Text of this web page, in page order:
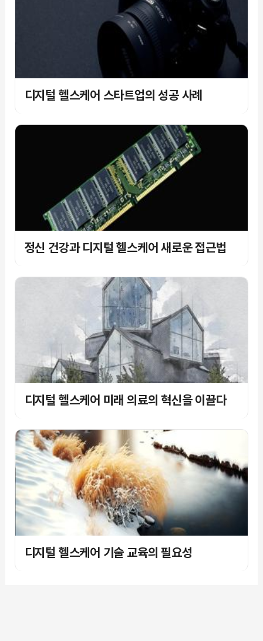
디지털 헬스케어 스타트업의 성공 사례
정신 건강과 디지털 헬스케어 새로운 접근법
디지털 헬스케어 미래 의료의 혁신을 이끌다
디지털 헬스케어 기술 교육의 필요성